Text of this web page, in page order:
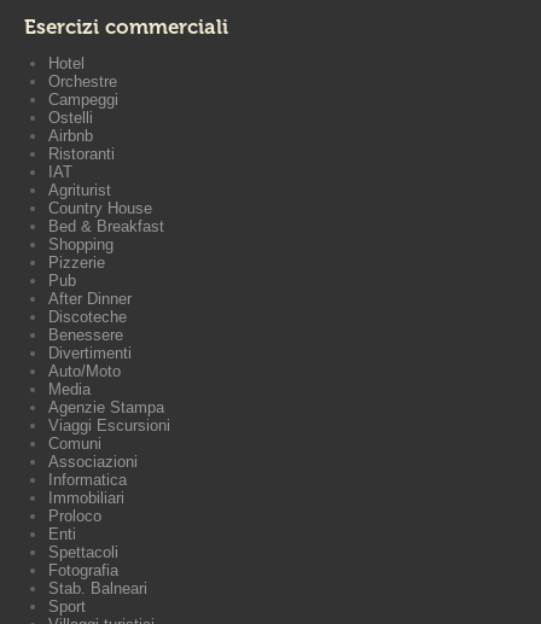
Esercizi commerciali
Hotel
Orchestre
Campeggi
Ostelli
Airbnb
Ristoranti
IAT
Agriturist
Country House
Bed & Breakfast
Shopping
Pizzerie
Pub
After Dinner
Discoteche
Benessere
Divertimenti
Auto/Moto
Media
Agenzie Stampa
Viaggi Escursioni
Comuni
Associazioni
Informatica
Immobiliari
Proloco
Enti
Spettacoli
Fotografia
Stab. Balneari
Sport